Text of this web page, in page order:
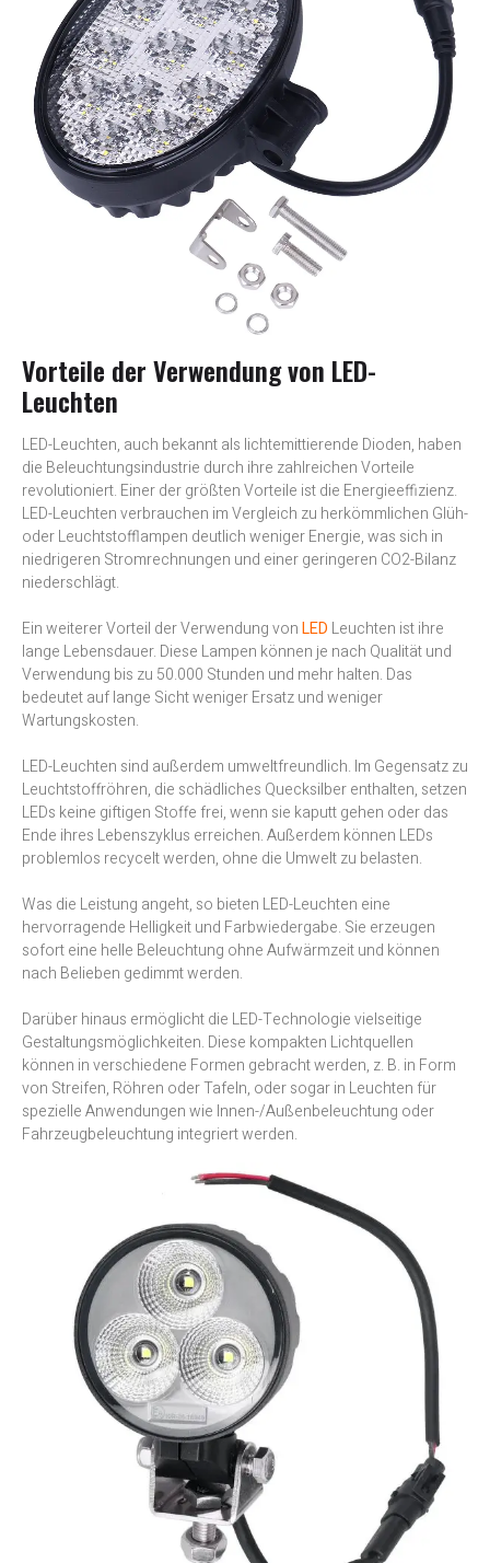
Vorteile der Verwendung von LED-
Leuchten
LED-Leuchten, auch bekannt als lichtemittierende Dioden, haben
die Beleuchtungsindustrie durch ihre zahlreichen Vorteile
revolutioniert. Einer der größten Vorteile ist die Energieeffizienz.
LED-Leuchten verbrauchen im Vergleich zu herkömmlichen Glüh-
oder Leuchtstofflampen deutlich weniger Energie, was sich in
niedrigeren Stromrechnungen und einer geringeren CO2-Bilanz
niederschlägt.
Ein weiterer Vorteil der Verwendung vonLED Leuchten ist ihre
lange Lebensdauer. Diese Lampen können je nach Qualität und
Verwendung bis zu 50.000 Stunden und mehr halten. Das
bedeutet auf lange Sicht weniger Ersatz und weniger
Wartungskosten.
LED-Leuchten sind außerdem umweltfreundlich. Im Gegensatz zu
Leuchtstoffröhren, die schädliches Quecksilber enthalten, setzen
LEDs keine giftigen Stoffe frei, wenn sie kaputt gehen oder das
Ende ihres Lebenszyklus erreichen. Außerdem können LEDs
problemlos recycelt werden, ohne die Umwelt zu belasten.
Was die Leistung angeht, so bieten LED-Leuchten eine
hervorragende Helligkeit und Farbwiedergabe. Sie erzeugen
sofort eine helle Beleuchtung ohne Aufwärmzeit und können
nach Belieben gedimmt werden.
Darüber hinaus ermöglicht die LED-Technologie vielseitige
Gestaltungsmöglichkeiten. Diese kompakten Lichtquellen
können in verschiedene Formen gebracht werden, z. B. in Form
von Streifen, Röhren oder Tafeln, oder sogar in Leuchten für
spezielle Anwendungen wie Innen-/Außenbeleuchtung oder
Fahrzeugbeleuchtung integriert werden.